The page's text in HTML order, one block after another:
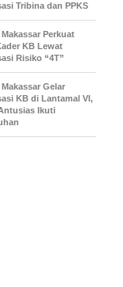
Tribina dan PPKS
Makassar Perkuat
KB Lewat
Risiko “4T”
Makassar Gelar
KB di Lantamal VI,
Ikuti